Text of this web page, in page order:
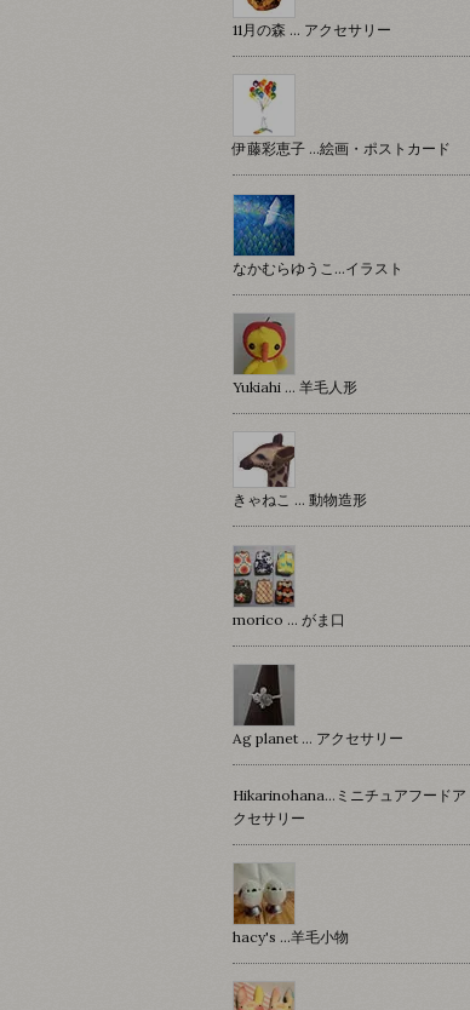
11月の森 … アクセサリー
伊藤彩恵子 …絵画・ポストカード
なかむらゆうこ…イラスト
Yukiahi … 羊毛人形
きゃねこ … 動物造形
morico … がま口
Ag planet … アクセサリー
Hikarinohana…ミニチュアフードア
クセサリー
hacy's …羊毛小物